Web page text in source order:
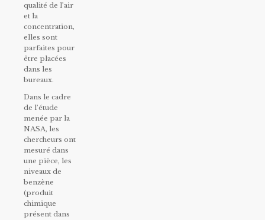
qualité de l’air
et la
concentration,
elles sont
parfaites pour
être placées
dans les
bureaux.
Dans le cadre
de l’étude
menée par la
NASA, les
chercheurs ont
mesuré dans
une pièce, les
niveaux de
benzène
(produit
chimique
présent dans